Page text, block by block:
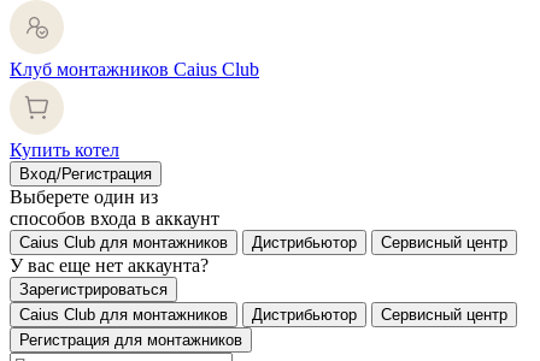
Клуб монтажников Caius Club
Купить котел
Вход/Регистрация
Выберете один из
способов входа в аккаунт
Caius Club для монтажников Дистрибьютор Сервисный центр
У вас еще нет аккаунта?
Зарегистрироваться
Caius Club для монтажников
Дистрибьютор
Сервисный центр
Регистрация для монтажников